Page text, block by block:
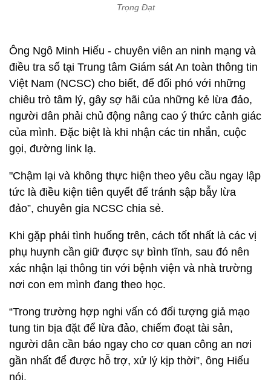
Trọng Đạt
Ông Ngô Minh Hiếu - chuyên viên an ninh mạng và
điều tra số tại Trung tâm Giám sát An toàn thông tin
Việt Nam (NCSC) cho biết, để đối phó với những
chiêu trò tâm lý, gây sợ hãi của những kẻ lừa đảo,
người dân phải chủ động nâng cao ý thức cảnh giác
của mình. Đặc biệt là khi nhận các tin nhắn, cuộc
gọi, đường link lạ.
"Chậm lại và không thực hiện theo yêu cầu ngay lập
tức là điều kiện tiên quyết để tránh sập bẫy lừa
đảo”, chuyên gia NCSC chia sẻ.
Khi gặp phải tình huống trên, cách tốt nhất là các vị
phụ huynh cần giữ được sự bình tĩnh, sau đó nên
xác nhận lại thông tin với bệnh viện và nhà trường
nơi con em mình đang theo học.
“Trong trường hợp nghi vấn có đối tượng giả mạo
tung tin bịa đặt để lừa đảo, chiếm đoạt tài sản,
người dân cần báo ngay cho cơ quan công an nơi
gần nhất để được hỗ trợ, xử lý kịp thời”, ông Hiếu
nói.